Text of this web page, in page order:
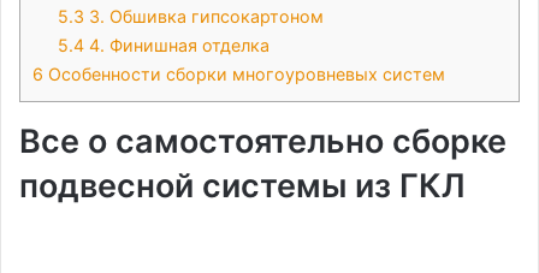
5.3 3. Обшивка гипсокартоном
5.4 4. Финишная отделка
6 Особенности сборки многоуровневых систем
Все о самостоятельно сборке
подвесной системы из ГКЛ